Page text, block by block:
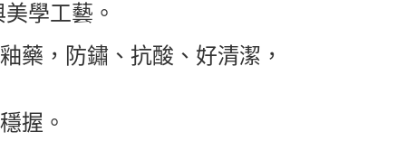
學工藝。
藥，防鏽、抗酸、好清潔，
握。